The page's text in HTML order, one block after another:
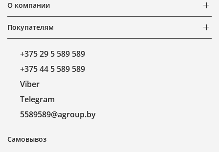
О компании
Покупателям
+375 29 5 589 589
+375 44 5 589 589
Viber
Telegram
5589589@agroup.by
Самовывоз